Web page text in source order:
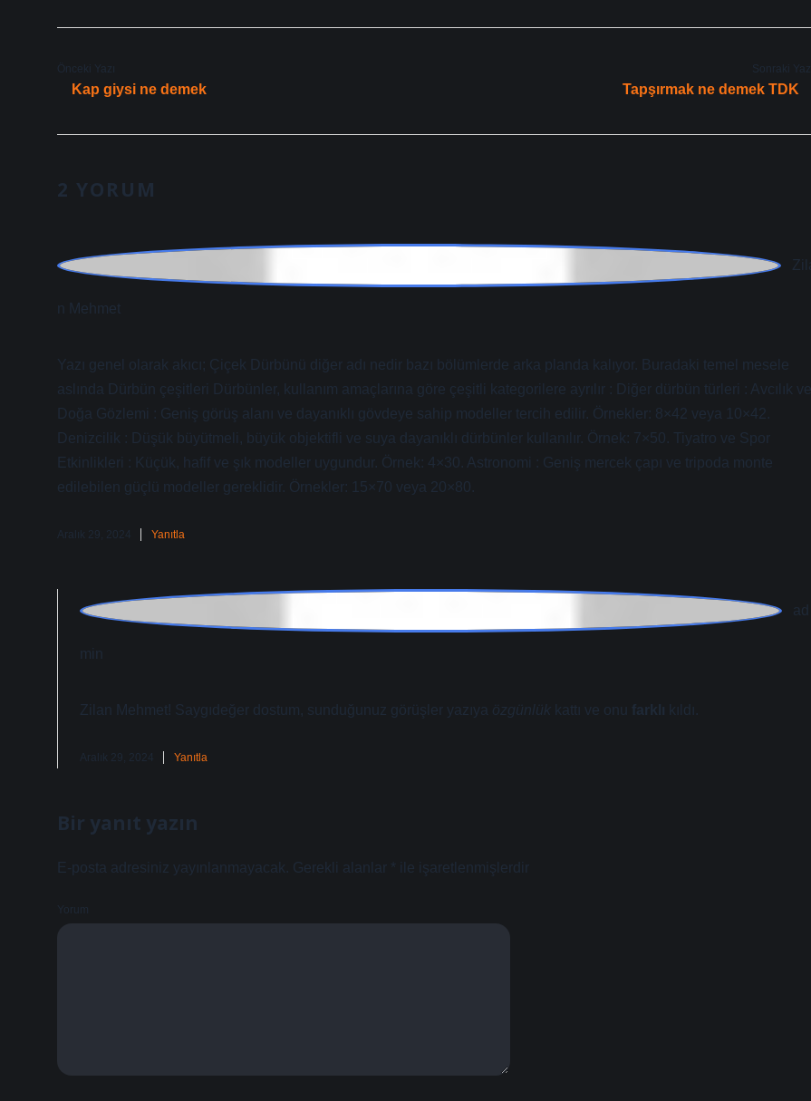
Önceki Yazı
Kap giysi ne demek
Sonraki Yazı
Tapşırmak ne demek TDK
2 YORUM
Zilan Mehmet
Doğa Gözlemi : Geniş görüş alanı ve dayanıklı gövdeye sahip modeller tercih edilir. Örnekler: 8×42 veya 10×42.
Denizcilik : Düşük büyütmeli, büyük objektifli ve suya dayanıklı dürbünler kullanılır. Örnek: 7×50. Tiyatro ve Spor
Etkinlikleri : Küçük, hafif ve şık modeller uygundur. Örnek: 4×30. Astronomi : Geniş mercek çapı ve tripoda monte
edilebilen güçlü modeller gereklidir. Örnekler: 15×70 veya 20×80.
Aralık 29, 2024 Yanıtla
Zilan Mehmet! Saygıdeğer dostum, sunduğunuz görüşler yazıya kattı ve onufarklıkıldı.
Yorum